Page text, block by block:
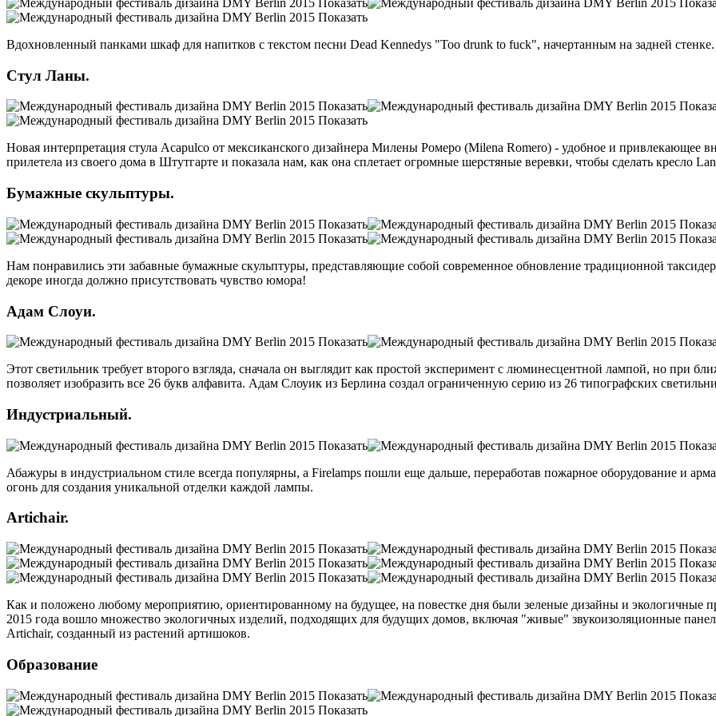
Вдохновленный панками шкаф для напитков с текстом песни Dead Kennedys "Too drunk to fuck", начертанным на задней стенке.
Стул Ланы.
Новая интерпретация стула Acapulco от мексиканского дизайнера Милены Ромеро (Milena Romero) - удобное и
прилетела из своего дома в Штутгарте и показала нам, как она сплетает огромные шерстяные веревки, чтобы сделать кресло
Бумажные скульптуры.
Нам понравились эти забавные бумажные скульптуры, представляющие собой современное обновление традиционной
декоре иногда должно присутствовать чувство юмора!
Адам Слоуи.
Этот светильник требует второго взгляда, сначала он выглядит как простой эксперимент с люминесцентной лампой, но при
позволяет изобразить все 26 букв алфавита. Адам Слоуик из Берлина создал ограниченную серию из 26 типографских
Индустриальный.
Абажуры в индустриальном стиле всегда популярны, а Firelamps пошли еще дальше, переработав пожарное оборудование и
огонь для создания уникальной отделки каждой лампы.
Artichair.
Как и положено любому мероприятию, ориентированному на будущее, на повестке дня были зеленые дизайны и экологичные
2015 года вошло множество экологичных изделий, подходящих для будущих домов, включая "живые" звукоизоляционные
Artichair, созданный из растений артишоков.
Образование